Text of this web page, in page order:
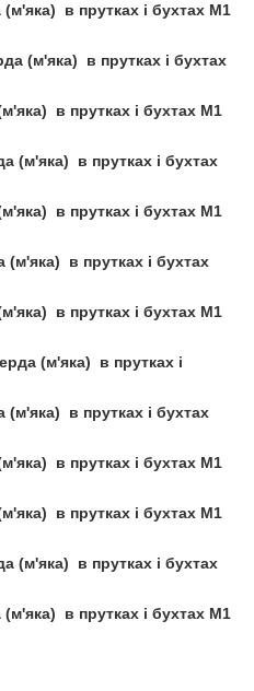
в прутках і бухтах М1
(м'яка) в прутках і бухтах
в прутках і бухтах М1
(м'яка) в прутках і бухтах
в прутках і бухтах М1
в прутках і бухтах
в прутках і бухтах М1
(м'яка) в прутках і
в прутках і бухтах
в прутках і бухтах М1
в прутках і бухтах М1
(м'яка) в прутках і бухтах
в прутках і бухтах М1